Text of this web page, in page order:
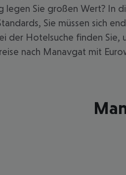
legen Sie großen Wert? In
Sie müssen sich
der Hotelsuche finden
nach Manavgat mit